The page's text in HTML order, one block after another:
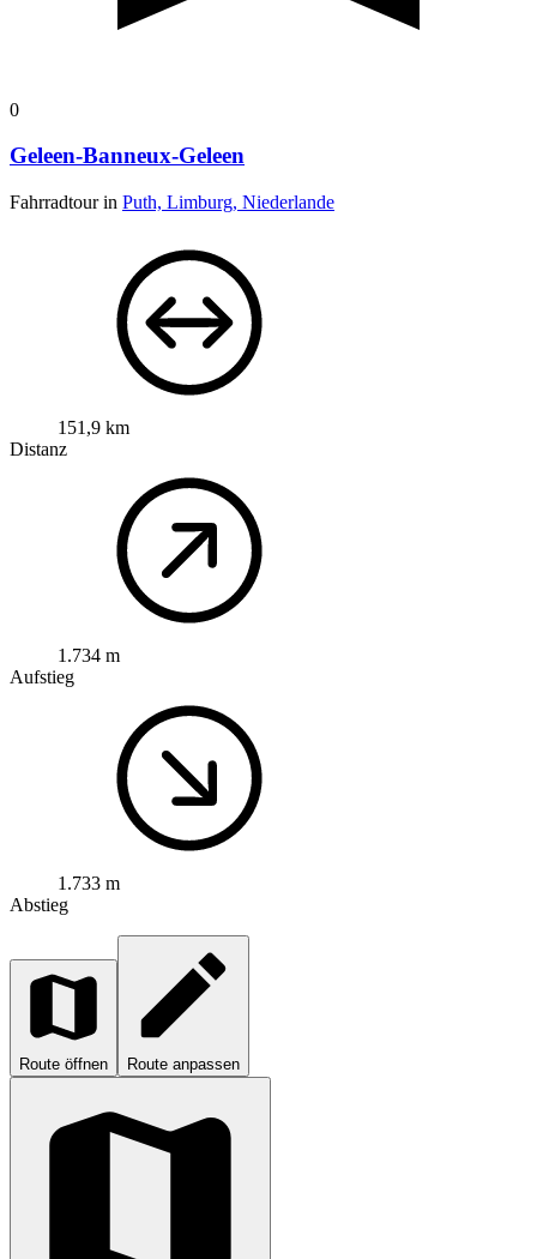
0
Geleen-Banneux-Geleen
Fahrradtour in Puth, Limburg, Niederlande
151,9 km
Distanz
1.734 m
Aufstieg
1.733 m
Abstieg
Route öffnen Route anpassen